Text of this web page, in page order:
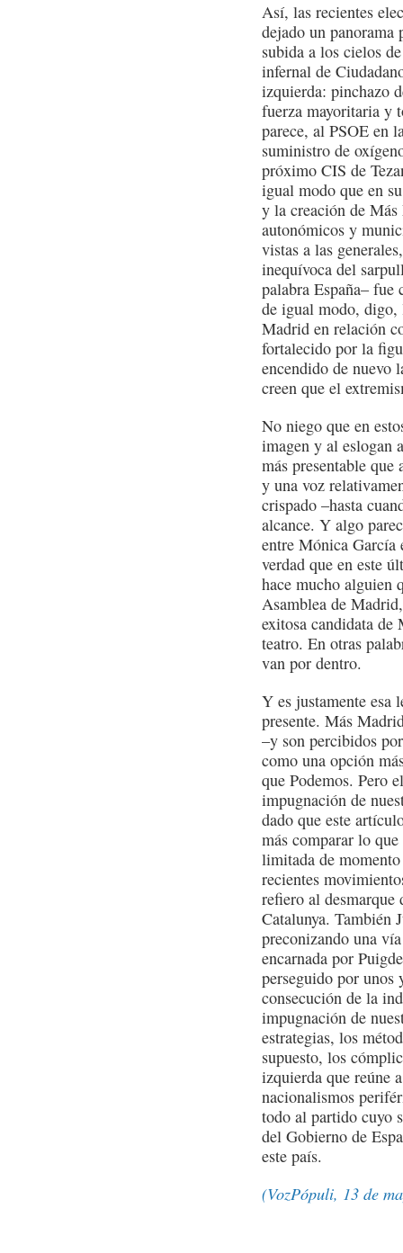
Así, las recientes
dejado un
subida a los cielos
infernal de
izquierda: pinchazo
fuerza mayoritaria y
parece, al PSOE en
suministro de
próximo CIS de
igual modo que en
y la creación de
autonómicos y
vistas a las
inequívoca del
palabra España– fue
de igual modo,
Madrid en relación
fortalecido por la
encendido de nuevo
creen que el
No niego que en
imagen y al eslogan
más presentable
y una voz
crispado –hasta
alcance. Y algo
entre Mónica García
verdad que en este
hace mucho alguien
Asamblea de
exitosa candidata de
teatro. En otras
van por dentro.
Y es justamente esa
presente. Más
–y son percibidos
como una opción
que Podemos. Pero
impugnación de
dado que este
más comparar lo
limitada de
recientes
refiero al desmarque
Catalunya. También
preconizando una
encarnada por
perseguido por
consecución de la
impugnación de
estrategias, los
supuesto, los
izquierda que reúne
nacionalismos
todo al partido cuyo
del Gobierno de
este país.
(VozPópuli, 13 de